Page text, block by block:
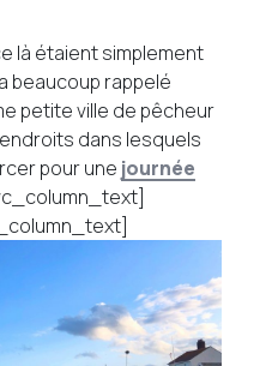
là étaient simplement
beaucoup rappelé
petite ville de pêcheur
dans lesquels
pour une journée